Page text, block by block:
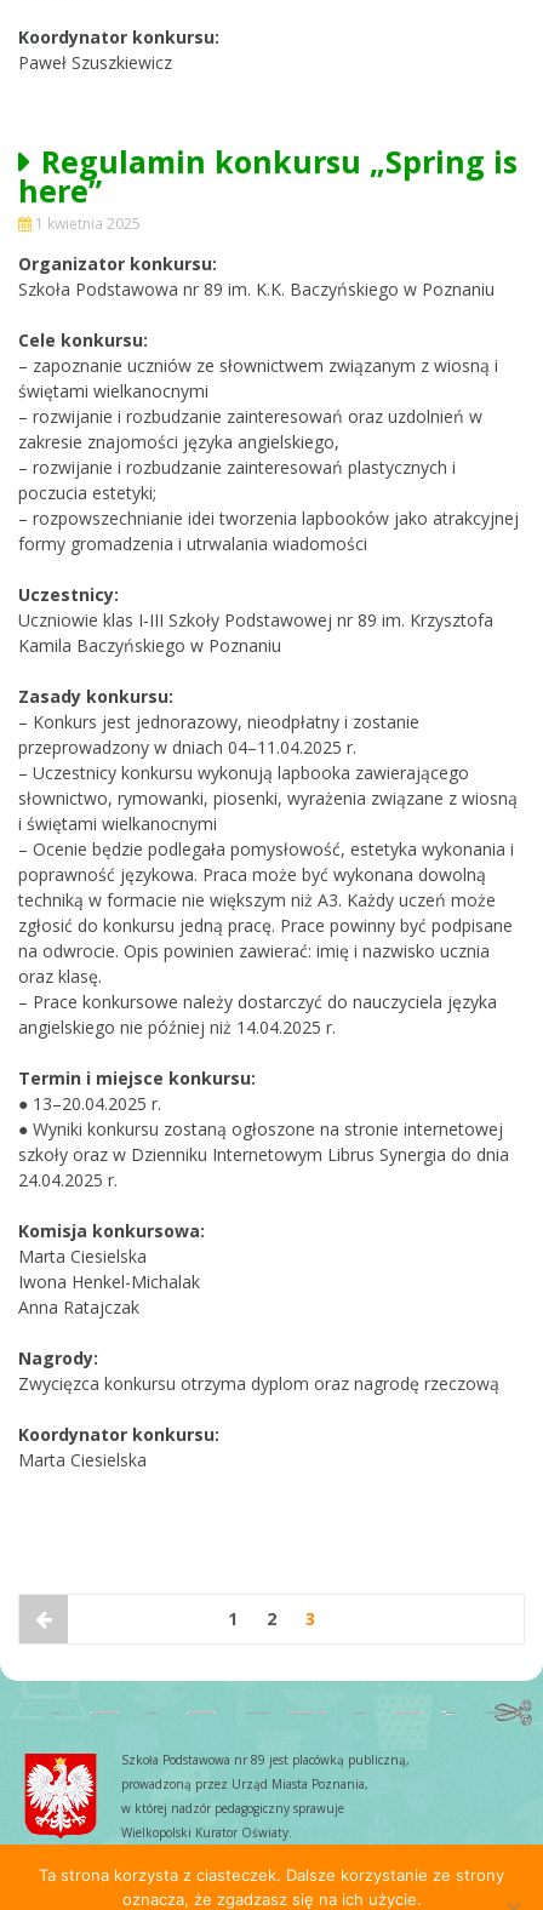
Koordynator konkursu:
Paweł Szuszkiewicz
Regulamin konkursu „Spring is
here”
1 kwietnia 2025
Organizator konkursu:
Szkoła Podstawowa nr 89 im. K.K. Baczyńskiego w Poznaniu
Cele konkursu:
– zapoznanie uczniów ze słownictwem związanym z wiosną i
świętami wielkanocnymi
– rozwijanie i rozbudzanie zainteresowań oraz uzdolnień w
zakresie znajomości języka angielskiego,
– rozwijanie i rozbudzanie zainteresowań plastycznych i
poczucia estetyki;
– rozpowszechnianie idei tworzenia lapbooków jako atrakcyjnej
formy gromadzenia i utrwalania wiadomości
Uczestnicy:
Uczniowie klas I-III Szkoły Podstawowej nr 89 im. Krzysztofa
Kamila Baczyńskiego w Poznaniu
Zasady konkursu:
– Konkurs jest jednorazowy, nieodpłatny i zostanie
przeprowadzony w dniach 04–11.04.2025 r.
– Uczestnicy konkursu wykonują lapbooka zawierającego
słownictwo, rymowanki, piosenki, wyrażenia związane z wiosną
i świętami wielkanocnymi
– Ocenie będzie podlegała pomysłowość, estetyka wykonania i
poprawność językowa. Praca może być wykonana dowolną
techniką w formacie nie większym niż A3. Każdy uczeń może
zgłosić do konkursu jedną pracę. Prace powinny być podpisane
na odwrocie. Opis powinien zawierać: imię i nazwisko ucznia
oraz klasę.
– Prace konkursowe należy dostarczyć do nauczyciela języka
angielskiego nie później niż 14.04.2025 r.
Termin i miejsce konkursu:
● 13–20.04.2025 r.
● Wyniki konkursu zostaną ogłoszone na stronie internetowej
szkoły oraz w Dzienniku Internetowym Librus Synergia do dnia
24.04.2025 r.
Komisja konkursowa:
Marta Ciesielska
Iwona Henkel-Michalak
Anna Ratajczak
Nagrody:
Zwycięzca konkursu otrzyma dyplom oraz nagrodę rzeczową
Koordynator konkursu:
Marta Ciesielska
1 2 3
Szkoła Podstawowa nr 89 jest placówką publiczną,
prowadzoną przez Urząd Miasta Poznania,
w której nadzór pedagogiczny sprawuje
Wielkopolski Kurator Oświaty.
Ta strona korzysta z ciasteczek. Dalsze korzystanie ze strony
oznacza, że zgadzasz się na ich użycie.